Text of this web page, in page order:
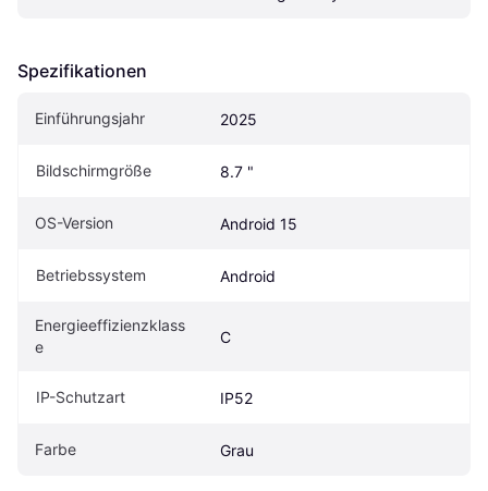
Spezifikationen
Einführungsjahr 2025
Bildschirmgröße 8.7 "
OS-Version Android 15
Betriebssystem Android
Energieeffizienzklass
e
C
IP-Schutzart IP52
Farbe Grau